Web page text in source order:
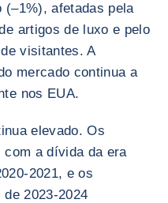
(–1%), afetadas pela
artigos de luxo e pelo
visitantes. A
mercado continua a
nos EUA.
elevado. Os
com a dívida da era
2021, e os
2023-2024